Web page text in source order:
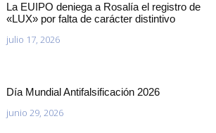
La EUIPO deniega a Rosalía el registro de
«LUX» por falta de carácter distintivo
julio 17, 2026
Día Mundial Antifalsificación 2026
junio 29, 2026